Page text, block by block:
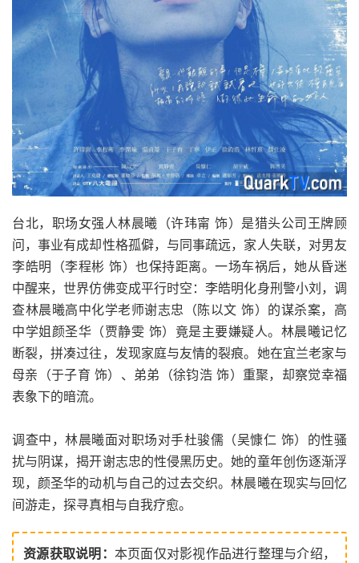
台北，职场女强人林晨曦（许玮甯 饰）是猎头公司王牌顾
问，事业有成却性格孤僻，与同事疏远，家人失联，对男友
李皓明（李程彬 饰）也保持距离。一场车祸后，她从昏迷
中醒来，世界仿佛变成平行时空：李皓明化身刑警小刘，调
查林晨曦高中化学老师谢志忠（陈以文 饰）的谋杀案，高
中学姐颜圣华（贾静雯 饰）竟是主要嫌疑人。林晨曦记忆
断裂，拼凑过往，发现家庭与友情的裂痕。她在宜兰老家与
母亲（于子育 饰）、弟弟（徐钧浩 饰）重聚，却察觉幸福
表象下的暗流。
调查中，林晨曦面对职场对手杜骏儒（吴慷仁 饰）的性骚
扰与阴谋，揭开谢志忠的性侵黑历史。她的童年创伤逐渐浮
现，颜圣华的动机与自己的过去交织。林晨曦在现实与回忆
间游走，探寻真相与自我疗愈。
资源获取说明： 本页面仅对影视作品进行整理与介绍，